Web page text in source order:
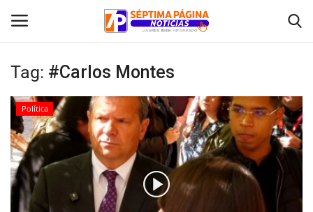
Inicio
Crónica
Policial
Tribunales
Tag: #Carlos Montes
Política